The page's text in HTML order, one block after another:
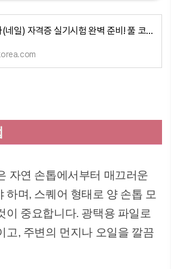
미용사(네일) 자격증 실기시험 완벽 준비! 풀 코트 페디큐어 가이드
자연 손톱에서부터 매끄러운
하며, 스퀘어 형태로 양 손톱 모
이 중요합니다. 광택용 파일로
고, 주변의 먼지나 오일을 깔끔